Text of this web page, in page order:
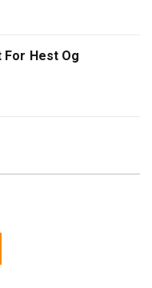
Hest Og